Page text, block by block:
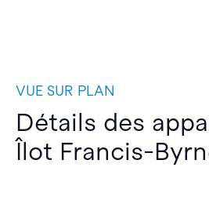
VUE SUR PLAN
Détails des
Îlot Francis-